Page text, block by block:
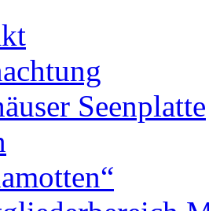
Seenplatte